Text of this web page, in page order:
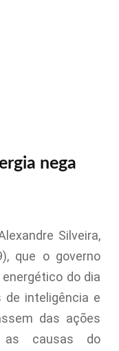
nega
Silveira,
que o governo
do dia
de inteligência e
das ações
as causas do